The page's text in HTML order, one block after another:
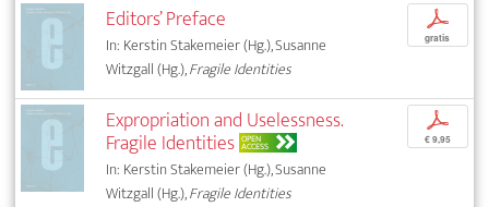
Editors’ Preface
In: Kerstin Stakemeier (Hg.), Susanne
Witzgall (Hg.),Fragile Identities
p
gratis
Expropriation and Uselessness.
Fragile Identities OPEN
ACCESS
In: Kerstin Stakemeier (Hg.), Susanne
Witzgall (Hg.),Fragile Identities
p
€ 9,95